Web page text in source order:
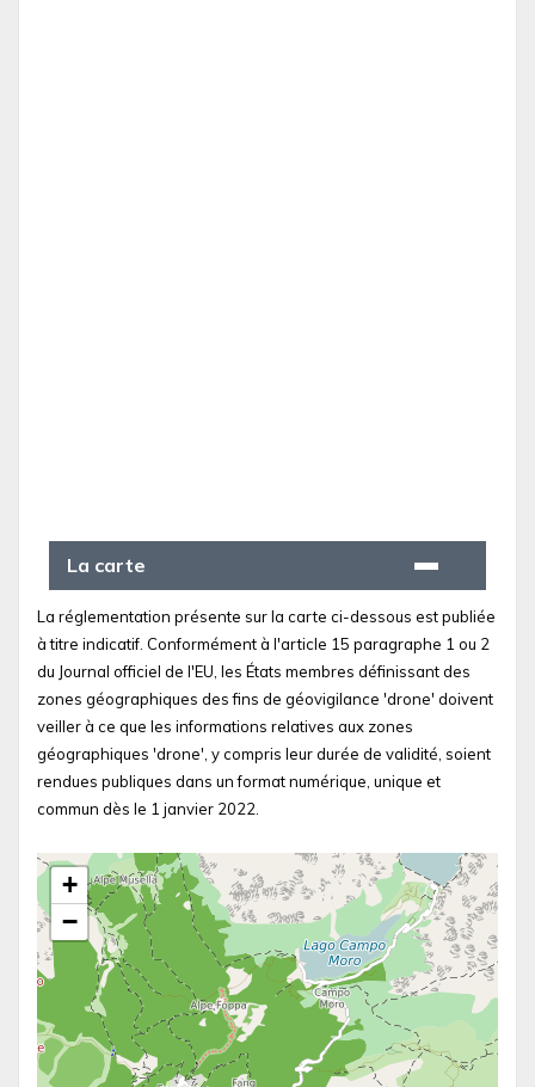
La carte
La réglementation présente sur la carte ci-dessous est publiée
à titre indicatif. Conformément à l'article 15 paragraphe 1 ou 2
du Journal officiel de l'EU, les États membres définissant des
zones géographiques des fins de géovigilance 'drone' doivent
veiller à ce que les informations relatives aux zones
géographiques 'drone', y compris leur durée de validité, soient
rendues publiques dans un format numérique, unique et
commun dès le 1 janvier 2022.